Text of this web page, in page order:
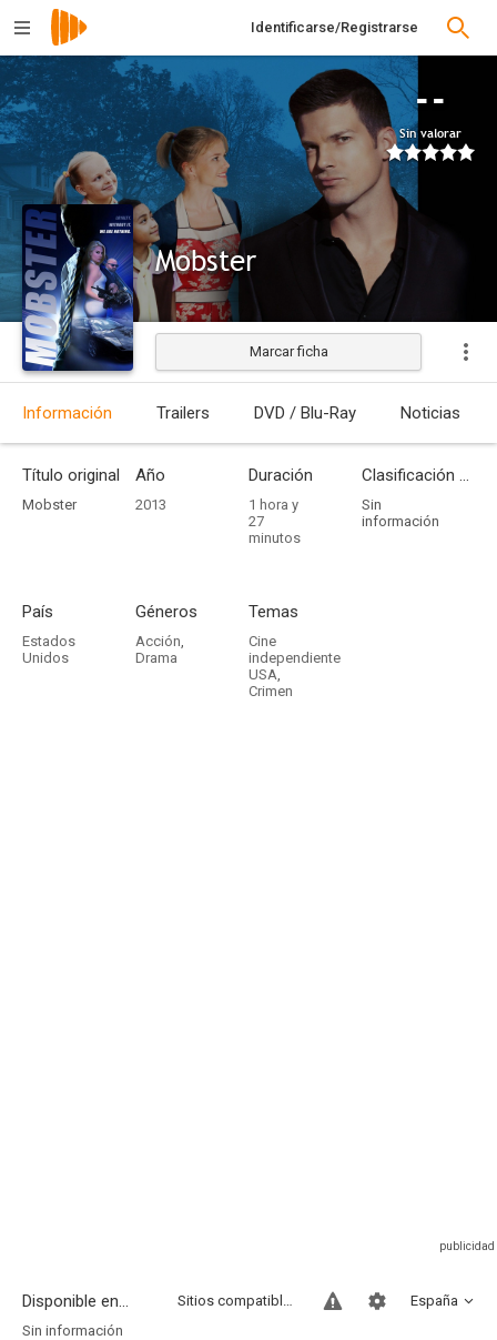
Identificarse/Registrarse
--
Sin valorar
Mobster
Estrenada
Marcar ficha
Información Trailers DVD / Blu-Ray Noticias
Título original
Mobster
Año
2013
Duración
1 hora y
27
minutos
Clasificación por edades
Sin
información
País
Estados
Unidos
Géneros
Acción,
Drama
Temas
Cine
independiente
USA,
Crimen
Disponible en... España
Sitios compatibles
Sin información